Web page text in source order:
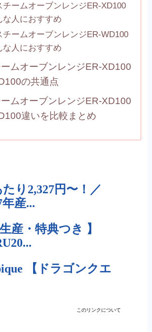
チームオーブンレンジER-XD100
な人におすすめ
チームオーブンレンジER-WD100
な人におすすめ
ムオーブンレンジER-XD100
の共通点
ムオーブンレンジER-XD100
違いを比較まとめ